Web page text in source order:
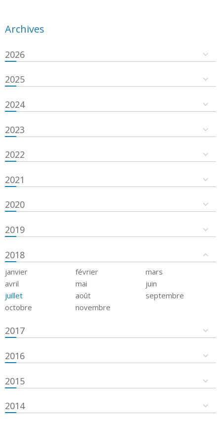
Archives
2026
2025
2024
2023
2022
2021
2020
2019
2018
janvier février
mars
avril
mai
juin
juillet
août
septembre
octobre
novembre
2017
2016
2015
2014